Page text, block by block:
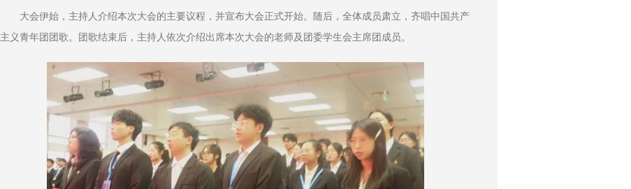
大会伊始，主持人介绍本次大会的主要议程，并宣布大会正式开始。随后，全体成员肃立，齐唱中国共产
主义青年团团歌。团歌结束后，主持人依次介绍出席本次大会的老师及团委学生会主席团成员。